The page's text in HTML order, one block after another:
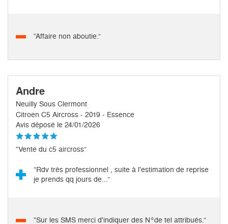
“Affaire non aboutie.”
Andre
Neuilly Sous Clermont
Citroen C5 Aircross - 2019 - Essence
Avis déposé le 24/01/2026
“Vente du c5 aircross”
“Rdv très professionnel , suite à l'estimation de reprise
je prends qq jours de...”
“Sur les SMS merci d'indiquer des N°de tel attribués.”